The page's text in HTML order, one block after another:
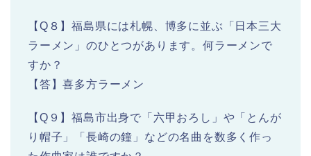
【Q８】福島県には札幌、博多に並ぶ「日本三大
ラーメン」のひとつがあります。何ラーメンで
すか？
【答】喜多方ラーメン
【Q９】福島市出身で「六甲おろし」や「とんが
り帽子」「長崎の鐘」などの名曲を数多く作っ